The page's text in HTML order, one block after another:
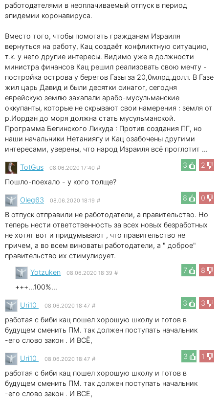
работодателями в неоплачиваемый отпуск в период
эпидемии коронавируса.
Вместо того, чтобы помогать гражданам Израиля
вернуться на работу, Кац создаёт конфликтную ситуацию,
т.к. у него другие интересы. Видимо уже в должности
министра финансов Кац решил реализовать свою мечту -
постройка острова у берегов Газы за 20,0млрд.долл. В Газе
жил царь Давид и были десятки синагог, сегодня
еврейскую землю захапали арабо-мусульманские
оккупанты, которые не скрывают свои намерения : земля от
р.Иордан до моря должна стать мусульманской.
Программа Бегинского Ликуда : Против создания ПГ, но
наши начальники Нетаниягу и Кац озабочены другими
интересами, уверены, что народ Израиля всё проглотит ...
3
2
TotGus 08.06.2020 17:40 #
Пошло-поехало - у кого толще?
8
0
Oleg63 08.06.2020 18:19 #
В отпуск отправили не работодатели, а правительство. Но
теперь нести ответственность за всех новых безработных
не хотят вот и придумывают , что правительство не
причем, а во всем виноваты работодатели, а " доброе"
правительство их стимулирует.
7
8
Yotzuken 08.06.2020 18:39 #
+++...100%...
3
3
Uri10 08.06.2020 18:47 #
работая с биби кац пошел хорошую школу и готов в
будущем сменить ПМ. так должен поступать начальник
-его слово закон . И ВСЁ,
3
1
Uri10 08.06.2020 18:47 #
работая с биби кац пошел хорошую школу и готов в
будущем сменить ПМ. так должен поступать начальник
-его слово закон . И ВСЁ,